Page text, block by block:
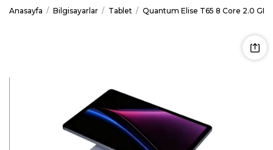
Anasayfa Bilgisayarlar Tablet Quantum Elise T65 8 Core 2.0